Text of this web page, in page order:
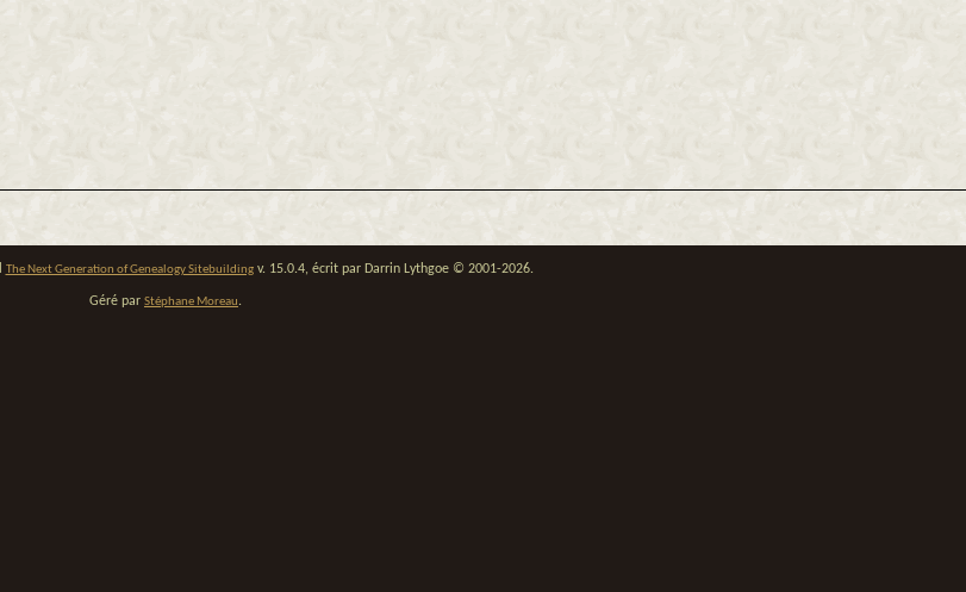
The Next Generation of Genealogy Sitebuildingv. 15.0.4, écrit par Darrin Lythgoe © 2001-2026.
Géré par Stéphane Moreau.